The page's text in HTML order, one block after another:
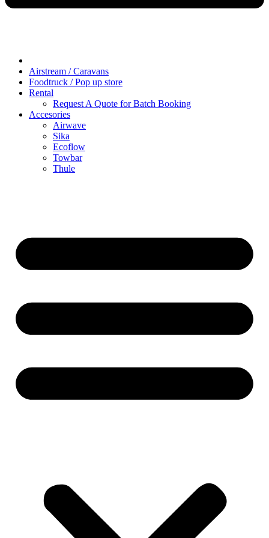
Airstream / Caravans
Foodtruck / Pop up store
Rental
Request A Quote for Batch Booking
Accesories
Airwave
Sika
Ecoflow
Towbar
Thule